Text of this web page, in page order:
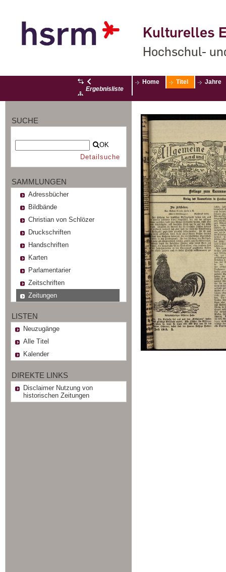
Kulturelles
Hochschul-
Ergebnisliste
Home Titel Jahre
SUCHE
OK
Detailsuche
SAMMLUNGEN
Adressbücher
Bildbände
Christian von Schlözer
Druckschriften
Handschriften
Karten
Parlamentarier
Zeitschriften
Zeitungen
LISTEN
Neuzugänge
Alle Titel
Kalender
DIREKTE LINKS
Disclaimer Nutzung von
historischen Zeitungen